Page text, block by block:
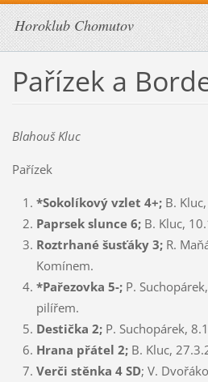
Horoklub Chomutov
Pařízek a
Blahouš Kluc
Pařízek
*Sokolíkový vzlet 4+;B.
Paprsek slunce 6;B. Kluc,
Roztrhané šusťáky 3;R.
Komínem.
*Pařezovka 5-;P.
pilířem.
Destička 2;P. Suchopárek,
Hrana přátel 2; B. Kluc,
Verči stěnka 4 SD; V.